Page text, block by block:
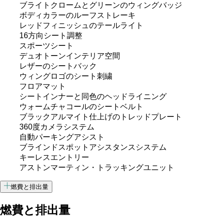
ブライトクロームとグリーンのウィングバッジ
ボディカラーのルーフストレーキ
レッドフィニッシュのテールライト
16方向シート調整
スポーツシート
デュオトーンインテリア空間
レザーのシートバック
ウィングロゴのシート刺繍
フロアマット
シートインナーと同色のヘッドライニング
ウォームチャコールのシートベルト
ブラックアルマイト仕上げのトレッドプレート
360度カメラシステム
自動パーキングアシスト
ブラインドスポットアシスタンスシステム
キーレスエントリー
アストンマーティン・トラッキングユニット
燃費と排出量
燃費と排出量